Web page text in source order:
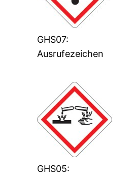
GHS07:
Ausrufezeichen
GHS05: